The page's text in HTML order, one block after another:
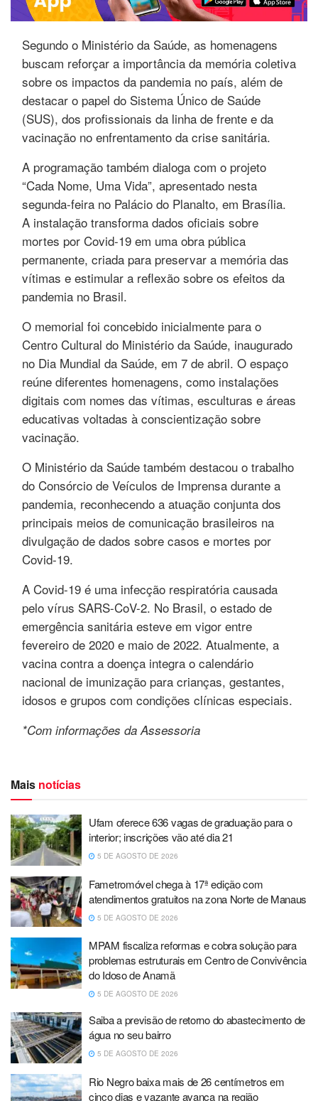
Segundo o Ministério da Saúde, as homenagens
buscam reforçar a importância da memória coletiva
sobre os impactos da pandemia no país, além de
destacar o papel do Sistema Único de Saúde
(SUS), dos profissionais da linha de frente e da
vacinação no enfrentamento da crise sanitária.
A programação também dialoga com o projeto
“Cada Nome, Uma Vida”, apresentado nesta
segunda-feira no Palácio do Planalto, em Brasília.
A instalação transforma dados oficiais sobre
mortes por Covid-19 em uma obra pública
permanente, criada para preservar a memória das
vítimas e estimular a reflexão sobre os efeitos da
pandemia no Brasil.
O memorial foi concebido inicialmente para o
Centro Cultural do Ministério da Saúde, inaugurado
no Dia Mundial da Saúde, em 7 de abril. O espaço
reúne diferentes homenagens, como instalações
digitais com nomes das vítimas, esculturas e áreas
educativas voltadas à conscientização sobre
vacinação.
O Ministério da Saúde também destacou o trabalho
do Consórcio de Veículos de Imprensa durante a
pandemia, reconhecendo a atuação conjunta dos
principais meios de comunicação brasileiros na
divulgação de dados sobre casos e mortes por
Covid-19.
A Covid-19 é uma infecção respiratória causada
pelo vírus SARS-CoV-2. No Brasil, o estado de
emergência sanitária esteve em vigor entre
fevereiro de 2020 e maio de 2022. Atualmente, a
vacina contra a doença integra o calendário
nacional de imunização para crianças, gestantes,
idosos e grupos com condições clínicas especiais.
*Com informações da Assessoria
Mais notícias
Ufam oferece 636 vagas de graduação para o
interior; inscrições vão até dia 21
5 DE AGOSTO DE 2026
Fametromóvel chega à 17ª edição com
atendimentos gratuitos na zona Norte de Manaus
5 DE AGOSTO DE 2026
MPAM fiscaliza reformas e cobra solução para
problemas estruturais em Centro de Convivência
do Idoso de Anamã
5 DE AGOSTO DE 2026
Saiba a previsão de retorno do abastecimento de
água no seu bairro
5 DE AGOSTO DE 2026
Rio Negro baixa mais de 26 centímetros em
cinco dias e vazante avança na região